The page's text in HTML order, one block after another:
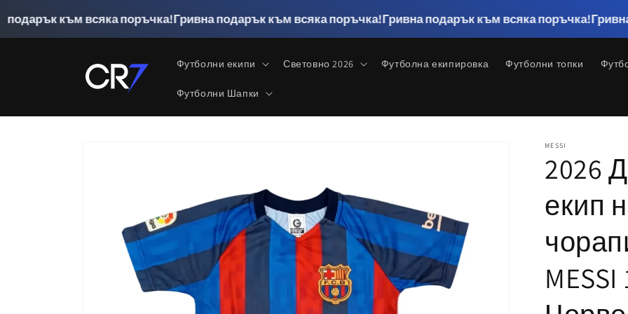
всяка поръчка!Гривна подарък към всяка поръчка!Гривна подарък към всяка поръчка!Гривна подарък
към
съдържанието
Футболни екипи Световно 2026 Футболна екипировка Футболни топки
Футболни Шапки
MESSI
2026
екип